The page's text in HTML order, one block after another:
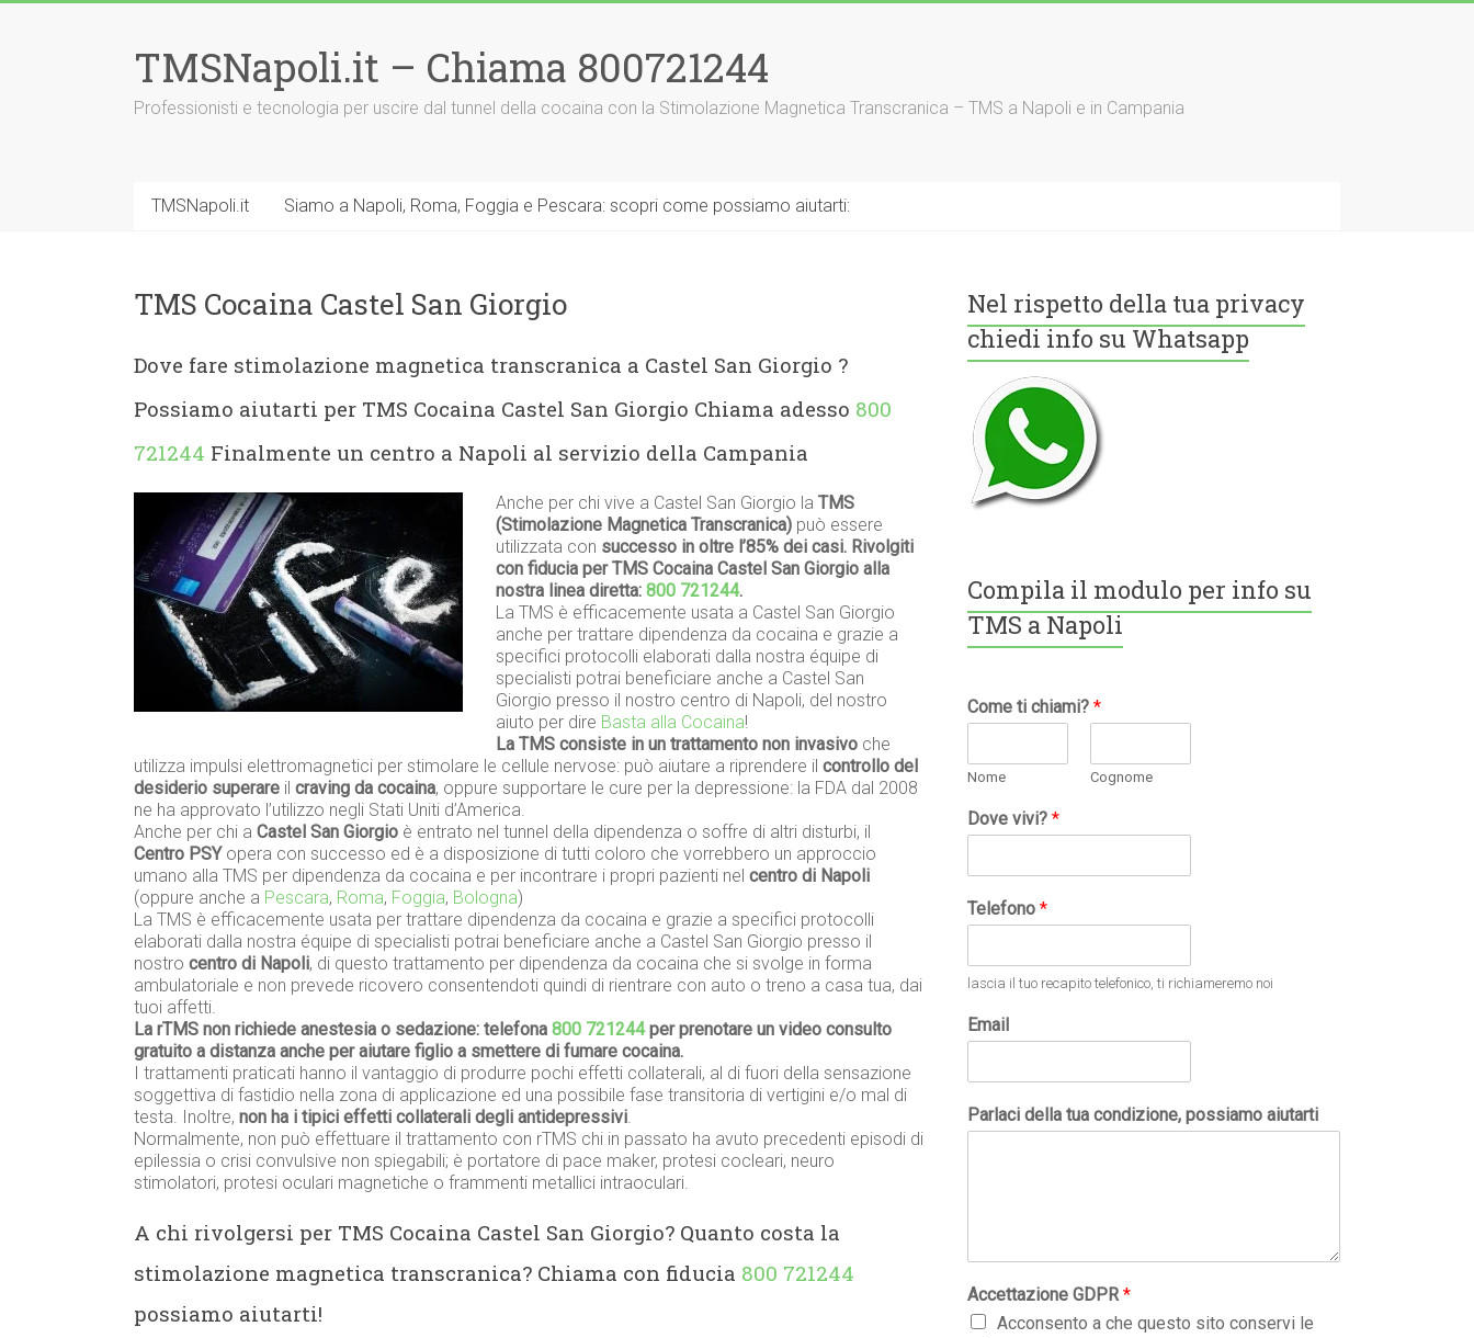
TMSNapoli.it – Chiama 800721244
Professionisti e tecnologia per uscire dal tunnel della cocaina con la Stimolazione Magnetica Transcranica – TMS a Napoli e in Campania
TMSNapoli.it Siamo a Napoli, Roma, Foggia e Pescara: scopri come possiamo aiutarti:
TMS Cocaina Castel San Giorgio
Dove fare stimolazione magnetica transcranica a Castel San Giorgio ?
Possiamo aiutarti per TMS Cocaina Castel San Giorgio Chiama adesso 800
721244 Finalmente un centro a Napoli al servizio della Campania
Anche per chi vive a Castel San Giorgio la TMS
(Stimolazione Magnetica Transcranica) può essere
utilizzata con successo in oltre l’85% dei casi. Rivolgiti
con fiducia per TMS Cocaina Castel San Giorgio alla
nostra linea diretta: 800 721244.
La TMS è efficacemente usata a Castel San Giorgio
anche per trattare dipendenza da cocaina e grazie a
specifici protocolli elaborati dalla nostra équipe di
specialisti potrai beneficiare anche a Castel San
Giorgio presso il nostro centro di Napoli, del nostro
aiuto per dire Basta alla Cocaina!
La TMS consiste in un trattamento non invasivo che
utilizza impulsi elettromagnetici per stimolare le cellule nervose: può aiutare a riprendere il controllo del
desiderio superare il craving da cocaina, oppure supportare le cure per la depressione: la FDA dal 2008
ne ha approvato l’utilizzo negli Stati Uniti d’America.
Anche per chi a Castel San Giorgio è entrato nel tunnel della dipendenza o soffre di altri disturbi, il
Centro PSYopera con successo ed è a disposizione di tutti coloro che vorrebbero un approccio
umano alla TMS per dipendenza da cocaina e per incontrare i propri pazienti nel centro di Napoli
(oppure anche a Pescara, Roma, Foggia, Bologna)
La TMS è efficacemente usata per trattare dipendenza da cocaina e grazie a specifici protocolli
elaborati dalla nostra équipe di specialisti potrai beneficiare anche a Castel San Giorgio presso il
nostro centro di Napoli, di questo trattamento per dipendenza da cocaina che si svolge in forma
ambulatoriale e non prevede ricovero consentendoti quindi di rientrare con auto o treno a casa tua, dai
tuoi affetti.
La rTMS non richiede anestesia o sedazione: telefona 800 721244per prenotare un video consulto
gratuito a distanza anche per aiutare figlio a smettere di fumare cocaina.
I trattamenti praticati hanno il vantaggio di produrre pochi effetti collaterali, al di fuori della sensazione
soggettiva di fastidio nella zona di applicazione ed una possibile fase transitoria di vertigini e/o mal di
testa. Inoltre, non ha i tipici effetti collaterali degli antidepressivi.
Normalmente, non può effettuare il trattamento con rTMS chi in passato ha avuto precedenti episodi di
epilessia o crisi convulsive non spiegabili; è portatore di pace maker, protesi cocleari, neuro
stimolatori, protesi oculari magnetiche o frammenti metallici intraoculari.
A chi rivolgersi per TMS Cocaina Castel San Giorgio? Quanto costa la
stimolazione magnetica transcranica? Chiama con fiducia 800 721244
possiamo aiutarti!
Nel rispetto della tua privacy
chiedi info su Whatsapp
Compila il modulo per info su
TMS a Napoli
Come ti chiami?*
Nome Cognome
Dove vivi?*
Telefono*
lascia il tuo recapito telefonico, ti richiameremo noi
Email
Parlaci della tua condizione, possiamo aiutarti
Accettazione GDPR*
Acconsento a che questo sito conservi le